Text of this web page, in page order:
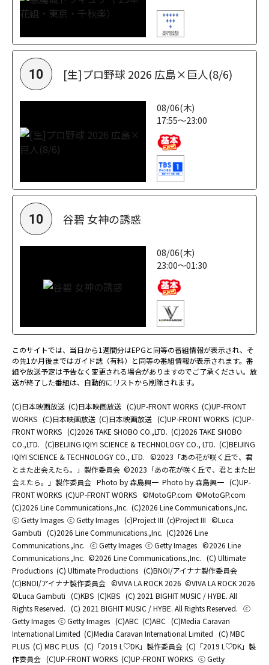
10 [生]プロ野球 2026 広島×巨人(8/6)
08/06(木)
17:55～23:00
10 谷碧 女神の誘惑
08/06(木)
23:00～01:30
このサイトでは、当日から1週間分はEPGと同等の番組情報が表示され、そ
の先1か月後まではガイド誌（有料）と同等の番組情報が表示されます。番
組や放送予定は予告なく変更される場合がありますのでご了承ください。放
送が終了した番組は、自動的にリストから削除されます。
(C)日本映画放送 (C)日本映画放送 (C)UP-FRONT WORKS (C)UP-FRONT
WORKS (C)日本映画放送 (C)日本映画放送 (C)UP-FRONT WORKS (C)UP-
FRONT WORKS (C)2026 TAKE SHOBO CO.,LTD. (C)2026 TAKE SHOBO
CO.,LTD. (C)BEIJING IQIYI SCIENCE & TECHNOLOGY CO., LTD. (C)BEIJING
IQIYI SCIENCE & TECHNOLOGY CO., LTD. ©2023「あの花が咲く丘で、君
とまた出会えたら。」製作委員会 ©2023「あの花が咲く丘で、君とまた出
会えたら。」製作委員会 Photo by 森島興一 Photo by 森島興一 (C)UP-
FRONT WORKS (C)UP-FRONT WORKS ©MotoGP.com ©MotoGP.com
(C)2026 Line Communications.,Inc. (C)2026 Line Communications.,Inc.
ⓒ Getty Images ⓒ Getty Images (c)Project III (c)Project III ©Luca
Gambuti (C)2026 Line Communications.,Inc. (C)2026 Line
Communications.,Inc. ⓒ Getty Images ⓒ Getty Images ©2026 Line
Communications.,Inc. ©2026 Line Communications.,Inc. (C) Ultimate
Productions (C) Ultimate Productions (C)BNOI/アイナナ製作委員会
(C)BNOI/アイナナ製作委員会 ©️VIVA LA ROCK 2026 ©️VIVA LA ROCK 2026
©Luca Gambuti (C)KBS (C)KBS (C) 2021 BIGHIT MUSIC / HYBE. All
Rights Reserved. (C) 2021 BIGHIT MUSIC / HYBE. All Rights Reserved. ⓒ
Getty Images ⓒ Getty Images (C)ABC (C)ABC (C)Media Caravan
International Limited (C)Media Caravan International Limited (C) MBC
PLUS (C) MBC PLUS (C)「2019 L♡DK」製作委員会 (C)「2019 L♡DK」製
作委員会 (C)UP-FRONT WORKS (C)UP-FRONT WORKS ⓒ Getty